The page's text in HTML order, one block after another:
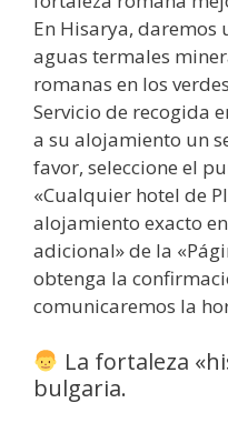
En Hisarya, daremos
aguas termales
romanas en los
Servicio de recogida
a su alojamiento un
favor, seleccione el
«Cualquier hotel de
alojamiento exacto
adicional» de la
obtenga la
comunicaremos la
La fortaleza
bulgaria.